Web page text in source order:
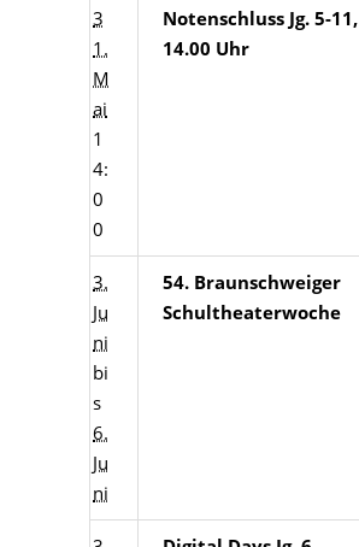
3
1.
M
ai
1
4:
0
0
Notenschluss Jg. 5-11,
14.00 Uhr
3.
Ju
ni
bi
s
6.
Ju
ni
54. Braunschweiger
Schultheaterwoche